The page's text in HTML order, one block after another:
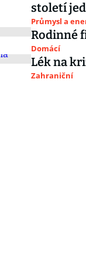
století
Průmysl a
Rodinné
Domácí
Lék na
Zahraniční